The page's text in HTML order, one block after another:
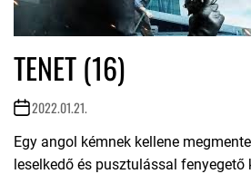
TENET (16)
2022.01.21.
Egy angol kémnek kellene
leselkedő és pusztulással